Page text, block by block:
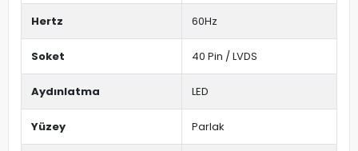
Hertz 60Hz
Soket 40 Pin / LVDS
Aydınlatma LED
Yüzey Parlak